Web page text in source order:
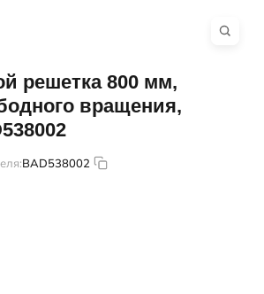
решетка 800 мм,
вращения,
BAD538002